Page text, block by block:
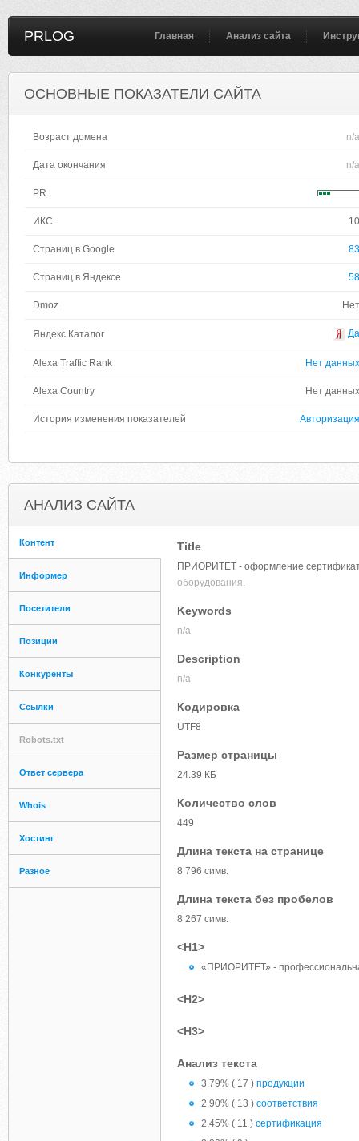
PRLOG Главная Анализ сайта
ОСНОВНЫЕ ПОКАЗАТЕЛИ САЙТА
Возраст домена n/a
Дата окончания n/a
PR
ИКС 10
Страниц в Google 83
Страниц в Яндексе 58
Dmoz Нет
Яндекс Каталог Да
Alexa Traffic Rank Нет данных
Alexa Country Нет данных
История изменения показателей Авторизация
АНАЛИЗ САЙТА
Контент
Информер
Посетители
Позиции
Конкуренты
Ссылки
Robots.txt
Ответ сервера
Whois
Хостинг
Разное
Title
ПРИОРИТЕТ - оформление
оборудования.
Keywords
n/a
Description
n/a
Кодировка
UTF8
Размер страницы
24.39 КБ
Количество слов
449
Длина текста на странице
8 796 симв.
Длина текста без пробелов
8 267 симв.
<H1>
«ПРИОРИТЕТ» -
<H2>
<H3>
Анализ текста
3.79% ( 17 ) продукции
2.90% ( 13 ) соответствия
2.45% ( 11 ) сертификация